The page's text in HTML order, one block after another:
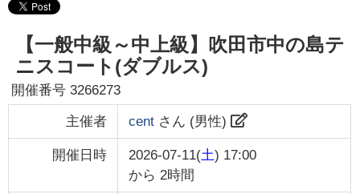
【一般中級～中上級】吹田市中の島テ
ニスコート(ダブルス)
開催番号3266273
主催者 centさん (男性)
開催日時 2026-07-11(土) 17:00
から 2時間